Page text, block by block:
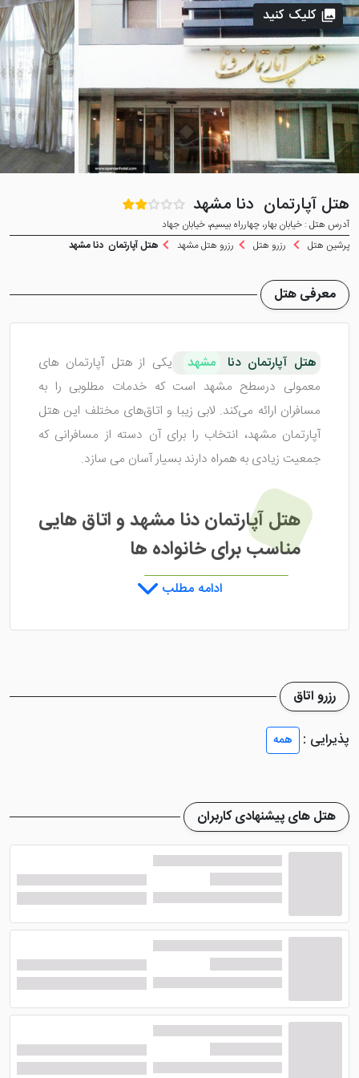
هتل آپارتمان دنا مشهد
آدرس هتل : خیابان بهار، چهارراه بیسیم، خیابان جهاد
پرشین هتل
رزرو هتل رزرو هتل مشهد هتل آپارتمان دنا مشهد
کلیک کنید
معرفی هتل
هتل آپارتمان دنا مشهد
یکی از هتل آپارتمان های
معمولی درسطح مشهد است که خدمات مطلوبی را به
مسافران ارائه می‌کند. لابی زیبا و اتاق‌های مختلف این هتل
آپارتمان مشهد، انتخاب را برای آن دسته از مسافرانی که
جمعیت زیادی به همراه دارند بسیار آسان می سازد.
هتل آپارتمان دنا مشهد و اتاق هایی
مناسب برای خانواده ها
اتاق‌های 2 تخته، 3 تخته و 4 تخته دسته بندی می‌شوند.
بود که امکاناتی همچون: کولر گازی، سیستم تهویه مطبوع،
بسته لوازم آرایشی و بهداشتی، حمام، سرویس بهداشتی
ایرانی و فرنگی، آشپزخانه مجهز و ... در خود جای داده اند.
هتل آپارتمان دنا مشهد چه
امکاناتی دارد؟
هتل آپارتمان دنا در مشهد امکانات و خدماتی مانند
پارکینگ، اینترنت رایگان در لابی و اتاق‌ها، لاندری و ... را در
فاضای خود ایجاد کرده تا مهمانان بتوانند در نهایت آراشم و
آسایش اقامت خود را سپری نمایند. طبق نظر سنجی های
انجام شده توسط مردم درباره این هتل مشهد دریافتیم که
هتل آپارتمان مذکور رتبه‌ای متوسط رو به پایین گرفته است.
ادامه مطلب
رزرو اتاق
پذیرایی :
همه
هتل های پیشنهادی کاربران